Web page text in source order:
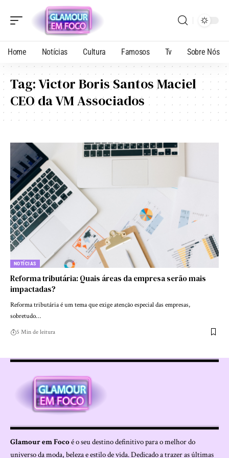
Home Notícias Cultura Famosos Tv Sobre Nós
Tag:Victor Boris Santos Maciel
CEO da VM Associados
NOTÍCIAS
Reforma tributária: Quais áreas da empresa serão mais
impactadas?
Reforma tributária é um tema que exige atenção especial das empresas,
sobretudo…
5 Min de leitura
Glamour em Focoé o seu destino definitivo para o melhor do
universo da moda, beleza e estilo de vida. Dedicado a trazer as últimas